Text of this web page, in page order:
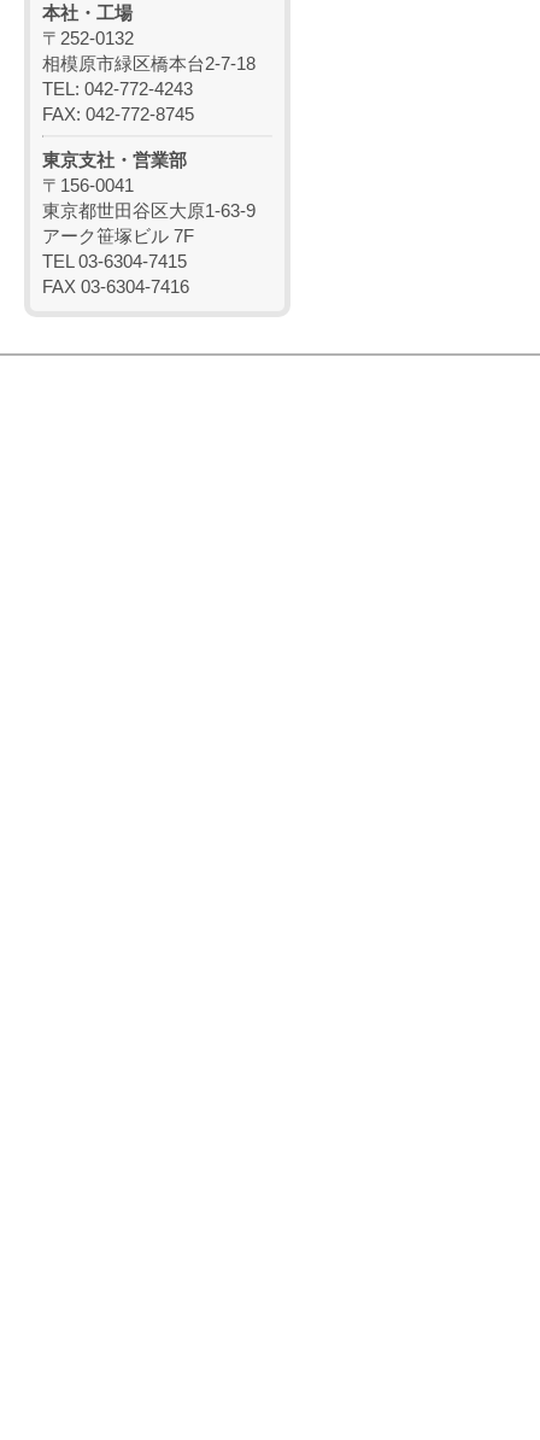
本社・工場
〒252-0132
相模原市緑区橋本台2-7-18
TEL: 042-772-4243
FAX: 042-772-8745
東京支社・営業部
〒156-0041
東京都世田谷区大原1-63-9
アーク笹塚ビル 7F
TEL 03-6304-7415
FAX 03-6304-7416